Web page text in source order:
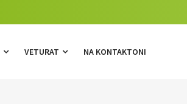
VETURAT NA KONTAKTONI